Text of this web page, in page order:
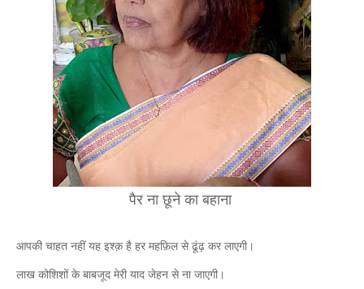
पैर ना छूने का बहाना
आपकी चाहत नहीं यह इश्क़ है हर महफ़िल से ढूंढ़ कर लाएगी।
लाख कोशिशों के बाबजूद मेरी याद जेहन से ना जाएगी।